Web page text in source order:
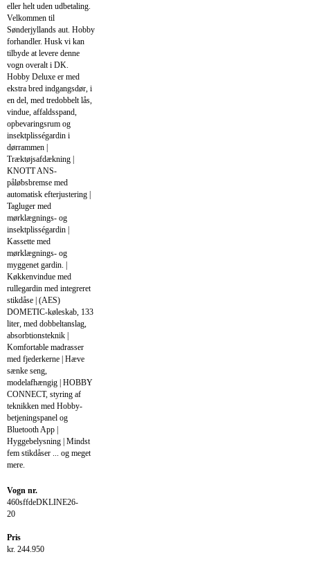
eller helt uden udbetaling.
Velkommen til
Sønderjyllands aut. Hobby
forhandler. Husk vi kan
tilbyde at levere denne
vogn overalt i DK.
Hobby Deluxe er med
ekstra bred indgangsdør, i
en del, med tredobbelt lås,
vindue, affaldsspand,
opbevaringsrum og
insektplisségardin i
dørrammen |
Træktøjsafdækning |
KNOTT ANS-
påløbsbremse med
automatisk efterjustering |
Tagluger med
mørklægnings- og
insektplisségardin |
Kassette med
mørklægnings- og
myggenet gardin. |
Køkkenvindue med
rullegardin med integreret
stikdåse | (AES)
DOMETIC-køleskab, 133
liter, med dobbeltanslag,
absorbtionsteknik |
Komfortable madrasser
med fjederkerne | Hæve
sænke seng,
modelafhængig | HOBBY
CONNECT, styring af
teknikken med Hobby-
betjeningspanel og
Bluetooth App |
Hyggebelysning | Mindst
fem stikdåser ... og meget
mere.
Vogn nr.
460sffdeDKLINE26-
20
Pris
kr. 244.950